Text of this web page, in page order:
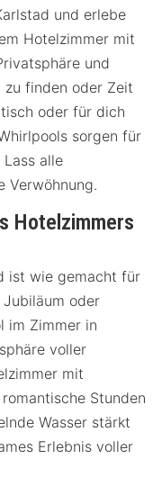
und erlebe
Hotelzimmer mit
und
finden oder Zeit
oder für dich
sorgen für
alle
Verwöhnung.
Hotelzimmers
ist wie gemacht für
Jubiläum oder
im Zimmer in
voller
mit
Stunden
Wasser stärkt
Erlebnis voller